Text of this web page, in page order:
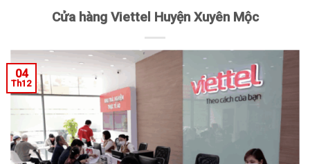
Cửa hàng Viettel Huyện Xuyên Mộc
04
Th12